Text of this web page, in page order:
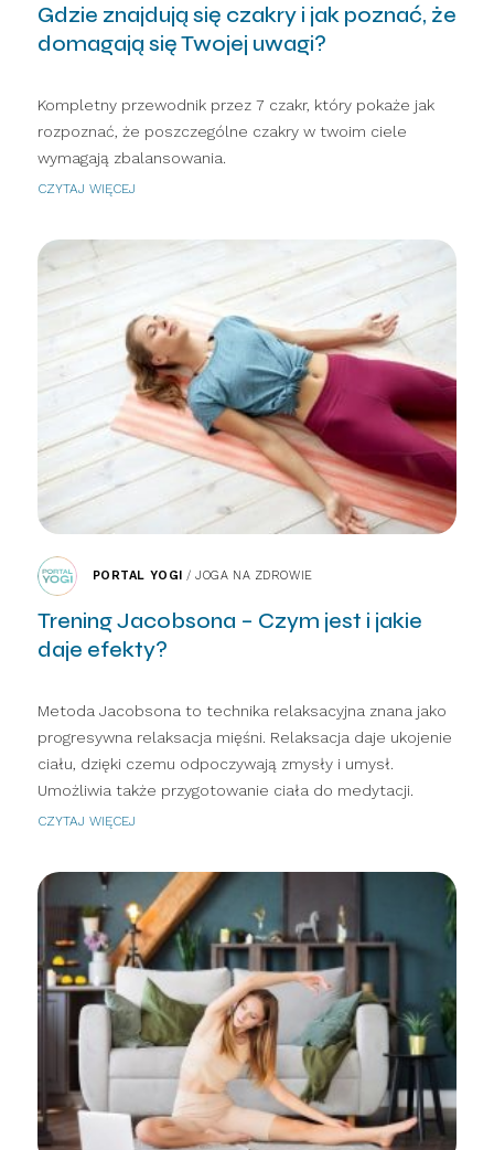
Gdzie znajdują się czakry i jak poznać, że
domagają się Twojej uwagi?
Kompletny przewodnik przez 7 czakr, który pokaże jak
rozpoznać, że poszczególne czakry w twoim ciele
wymagają zbalansowania.
CZYTAJ WIĘCEJ
PORTAL YOGI /JOGA NA ZDROWIE
Trening Jacobsona – Czym jest i jakie
daje efekty?
Metoda Jacobsona to technika relaksacyjna znana jako
progresywna relaksacja mięśni. Relaksacja daje ukojenie
ciału, dzięki czemu odpoczywają zmysły i umysł.
Umożliwia także przygotowanie ciała do medytacji.
CZYTAJ WIĘCEJ